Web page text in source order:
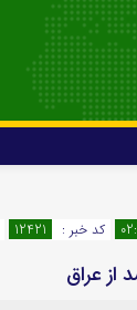
ایتا
کد خبر : 12421
از عراق